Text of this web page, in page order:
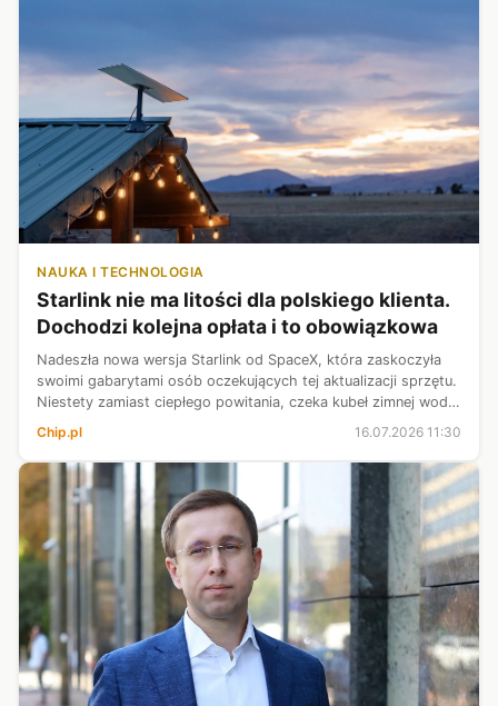
NAUKA I TECHNOLOGIA
Starlink nie ma litości dla polskiego klienta.
Dochodzi kolejna opłata i to obowiązkowa
Nadeszła nowa wersja Starlink od SpaceX, która zaskoczyła
swoimi gabarytami osób oczekujących tej aktualizacji sprzętu.
Niestety zamiast ciepłego powitania, czeka kubeł zimnej wody,
bowiem firma nie ma litości i wraz z premierą dotarła i kolejna,
tym...
Chip.pl 16.07.2026 11:30